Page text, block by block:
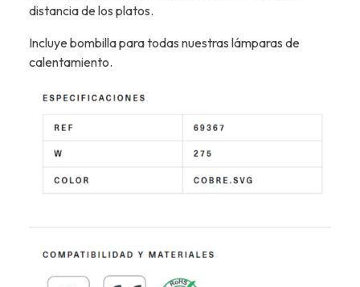
distancia de los platos.
Incluye bombilla para todas nuestras lámparas de
calentamiento.